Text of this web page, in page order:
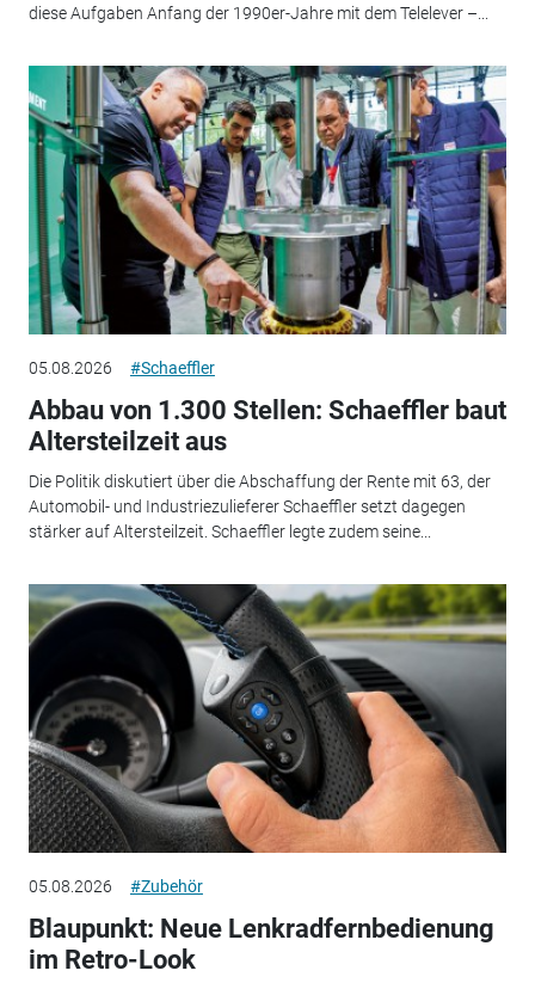
diese Aufgaben Anfang der 1990er-Jahre mit dem Telelever –...
05.08.2026 #Schaeffler
Abbau von 1.300 Stellen: Schaeffler baut
Altersteilzeit aus
Die Politik diskutiert über die Abschaffung der Rente mit 63, der
Automobil- und Industriezulieferer Schaeffler setzt dagegen
stärker auf Altersteilzeit. Schaeffler legte zudem seine...
05.08.2026 #Zubehör
Blaupunkt: Neue Lenkradfernbedienung
im Retro-Look